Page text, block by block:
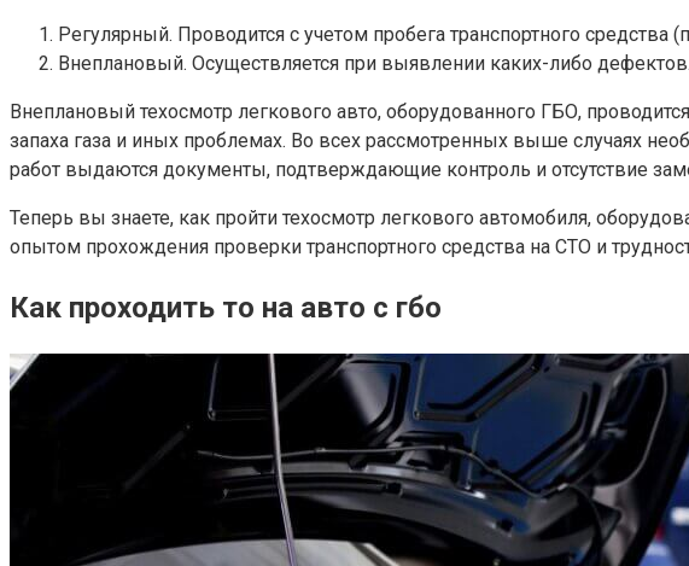
Регулярный. Проводится с учетом пробега транспортного средства
Внеплановый. Осуществляется при выявлении каких-либо дефектов.
Внеплановый техосмотр легкового авто, оборудованного ГБО,
запаха газа и иных проблемах. Во всех рассмотренных выше случаях
работ выдаются документы, подтверждающие контроль и отсутствие
Теперь вы знаете, как пройти техосмотр легкового автомобиля,
опытом прохождения проверки транспортного средства на СТО и
Как проходить то на авто с гбо